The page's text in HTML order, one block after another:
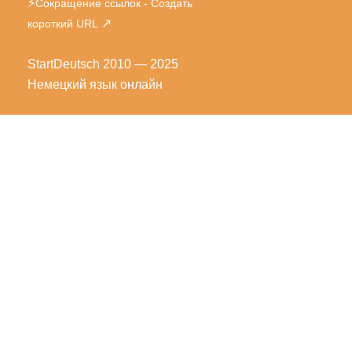
⚡Сокращение ссылок - Создать
короткий URL ↗
StartDeutsch 2010 — 2025
Немецкий язык онлайн